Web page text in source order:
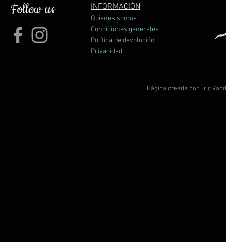
Follow us INFORMACIÓN
Quienes somos
Condiciones generales
Política de devolución
Privacidad
Página creada por Èric